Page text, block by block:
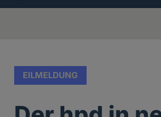
EILMELDUNG